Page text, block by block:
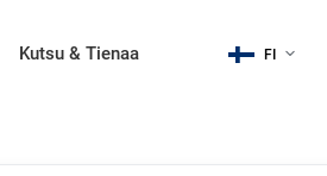
Kutsu & Tienaa FI